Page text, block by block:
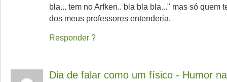
bla... tem no Arfken.. bla bla bla..." mas só quem
dos meus professores entenderia.
Responder
Dia de falar como um físico - Humor